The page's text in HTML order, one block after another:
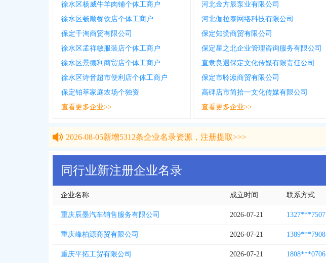
徐水区杨威牛羊肉铺个体工商户
徐水区畅顺餐饮店个体工商户
保定千淘商贸有限公司
徐水区孟祥敏服装店个体工商户
徐水区景德利商贸店个体工商户
徐水区诗音超市便利店个体工商户
保定铂萃家庭农场个独资
查看更多企业>>
河北金方辰泵业有限公司
河北伽拉泰网络科技有限公司
保定知赞商贸有限公司
保定星之北企业管理咨询服务有限公司
直隶良遇保定文化传媒有限责任公司
保定市聆湫商贸有限公司
高碑店市简拾一文化传媒有限公司
查看更多企业>>
同行业新注册企业名录
企业名称 成立时间 联系方式
重庆辰墨汽车销售服务有限公司 2026-07-21 1327***7507
重庆峰柏源商贸有限公司 2026-07-21 1389***7908
重庆平拓工贸有限公司 2026-07-21 1808***0706